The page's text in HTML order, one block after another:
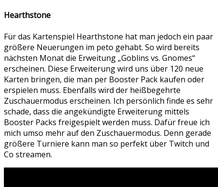
Hearthstone
Für das Kartenspiel Hearthstone hat man jedoch ein paar
größere Neuerungen im peto gehabt. So wird bereits
nächsten Monat die Erweitung „Goblins vs. Gnomes“
erscheinen. Diese Erweiterung wird uns über 120 neue
Karten bringen, die man per Booster Pack kaufen oder
erspielen muss. Ebenfalls wird der heißbegehrte
Zuschauermodus erscheinen. Ich persönlich finde es sehr
schade, dass die angekündigte Erweiterung mittels
Booster Packs freigespielt werden muss. Dafür freue ich
mich umso mehr auf den Zuschauermodus. Denn gerade
größere Turniere kann man so perfekt über Twitch und
Co streamen.